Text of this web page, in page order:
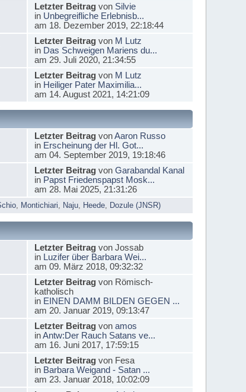
Letzter Beitragvon Silvie
in Unbegreifliche Erlebnisb...
am 18. Dezember 2019, 22:18:44
Letzter Beitragvon M Lutz
in Das Schweigen Mariens du...
am 29. Juli 2020, 21:34:55
Letzter Beitragvon M Lutz
in Heiliger Pater Maximilia...
am 14. August 2021, 14:21:09
Letzter BeitragvonAaron Russo
in Erscheinung der Hl. Got...
am 04. September 2019, 19:18:46
Letzter Beitragvon Garabandal Kanal
in Papst Friedenspapst Mosk...
am 28. Mai 2025, 21:31:26
Montichiari Naju Heede Dozule (JNSR)
Letzter Beitragvon Jossab
in Luzifer über Barbara Wei...
am 09. März 2018, 09:32:32
Letzter Beitragvon Römisch-
katholisch
in EINEN DAMM BILDEN GEGEN ...
am 20. Januar 2019, 09:13:47
Letzter Beitragvon amos
inAntw:Der Rauch Satans ve...
am 16. Juni 2017, 17:59:15
Letzter Beitragvon Fesa
in Barbara Weigand - Satan ...
am 23. Januar 2018, 10:02:09